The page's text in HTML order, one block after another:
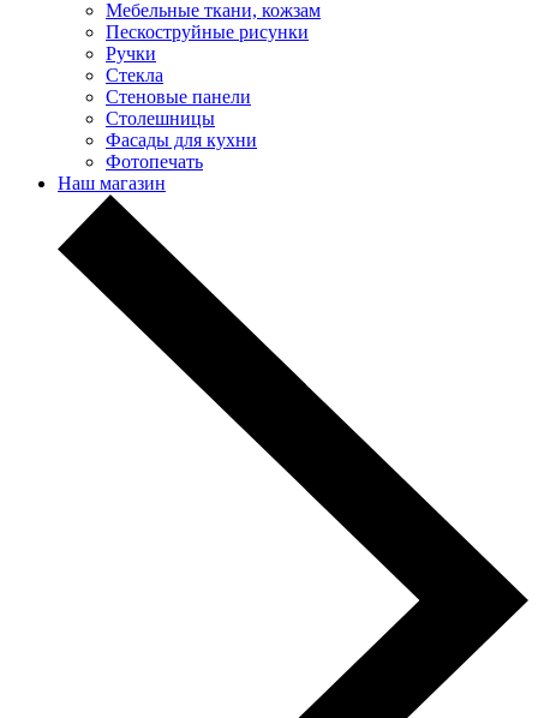
Мебельные ткани, кожзам
Пескоструйные рисунки
Ручки
Стекла
Стеновые панели
Столешницы
Фасады для кухни
Фотопечать
Наш магазин